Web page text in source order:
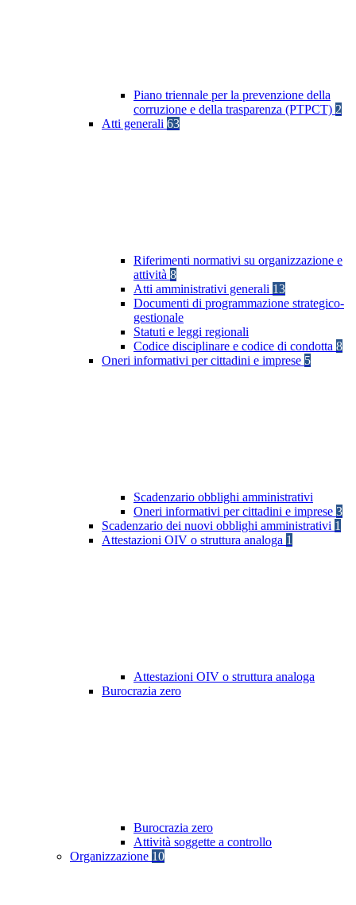
Piano triennale per la prevenzione della
corruzione e della trasparenza (PTPCT) 2
Atti generali 63
Riferimenti normativi su organizzazione e
attività 8
Atti amministrativi generali 13
Documenti di programmazione strategico-
gestionale
Statuti e leggi regionali
Codice disciplinare e codice di condotta 8
Oneri informativi per cittadini e imprese 5
Scadenzario obblighi amministrativi
Oneri informativi per cittadini e imprese 3
Scadenzario dei nuovi obblighi amministrativi 1
Attestazioni OIV o struttura analoga 1
Attestazioni OIV o struttura analoga
Burocrazia zero
Burocrazia zero
Attività soggette a controllo
Organizzazione 10